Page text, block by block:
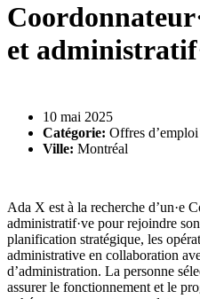
et
10 mai 2025
Catégorie: Offres d’emploi
Ville: Montréal
Ada X est à la recherche d’un·e
administratif·ve pour rejoindre
planification stratégique, les
administrative en collaboration
d’administration. La personne
assurer le fonctionnement et le